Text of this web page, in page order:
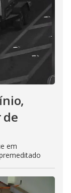
em